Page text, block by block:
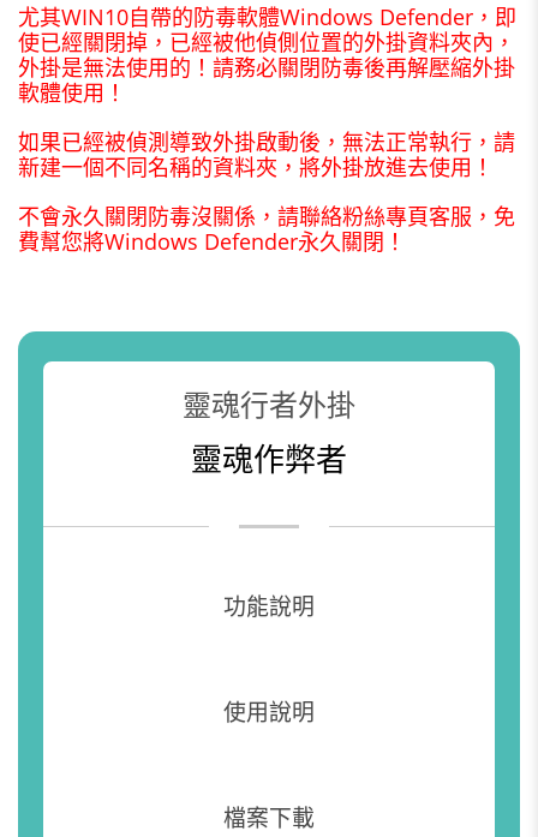
尤其WIN10自帶的防毒軟體Windows Defender，即
使已經關閉掉，已經被他偵側位置的外掛資料夾內，
外掛是無法使用的！請務必關閉防毒後再解壓縮外掛
軟體使用！
如果已經被偵測導致外掛啟動後，無法正常執行，請
新建一個不同名稱的資料夾，將外掛放進去使用！
不會永久關閉防毒沒關係，請聯絡粉絲專頁客服，免
費幫您將Windows Defender永久關閉！
靈魂行者外掛
靈魂作弊者
功能說明
使用說明
檔案下載